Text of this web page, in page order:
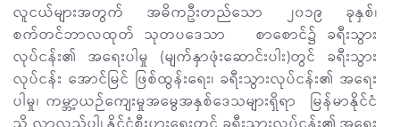
လူငယ်များအတွက် အဓိကဦးတည်သော ၂၀၁၉ ခုနှစ်၊
စက်တင်ဘာလထုတ် သုတပဒေသာ စာစောင်၌ ခရီးသွား
လုပ်ငန်း၏ အရေးပါမှု (မျက်နှာဖုံးဆောင်းပါး)တွင် ခရီးသွား
လုပ်ငန်း အောင်မြင် ဖြစ်ထွန်းရေး၊ ခရီးသွားလုပ်ငန်း၏ အရေး
ပါမှု၊ ကမ္ဘာ့ယဉ်ကျေးမှုအမွေအနှစ်ဒေသများရှိရာ မြန်မာနိုင်ငံ